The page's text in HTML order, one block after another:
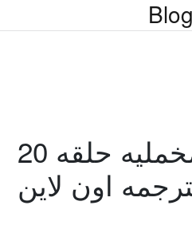
Blog
الطبقه المخمليه حلقه 20
اون لاين